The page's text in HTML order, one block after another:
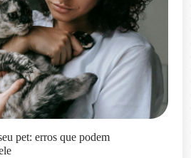
pet: erros que podem